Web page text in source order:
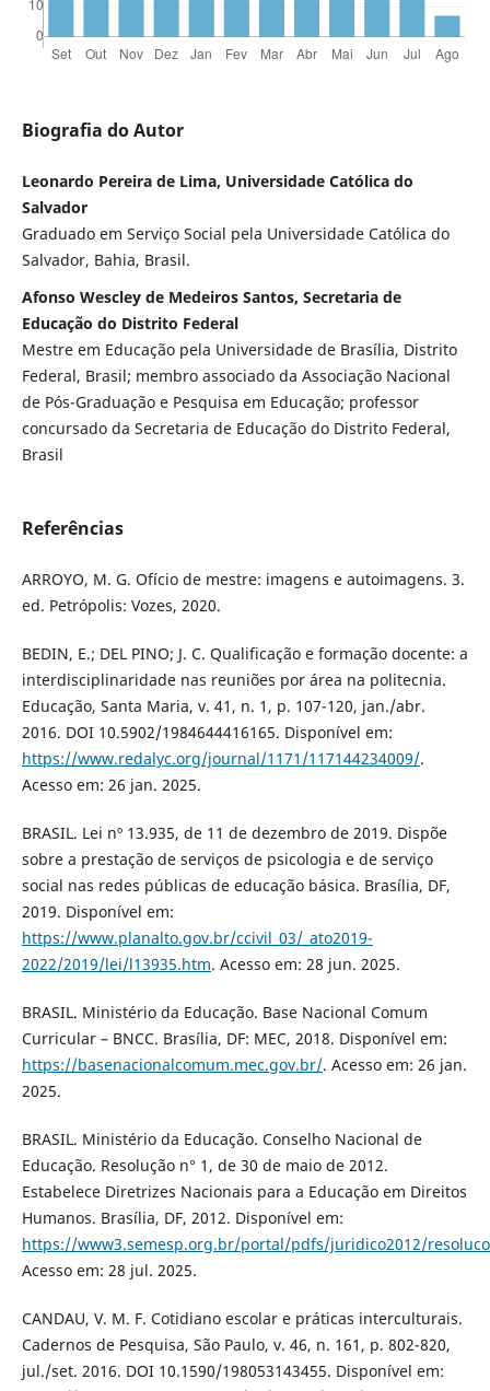
Biografia do Autor
Leonardo Pereira de Lima, Universidade Católica do
Salvador
Graduado em Serviço Social pela Universidade Católica do
Salvador, Bahia, Brasil.
Afonso Wescley de Medeiros Santos, Secretaria de
Educação do Distrito Federal
Mestre em Educação pela Universidade de Brasília, Distrito
Federal, Brasil; membro associado da Associação Nacional
de Pós-Graduação e Pesquisa em Educação; professor
concursado da Secretaria de Educação do Distrito Federal,
Brasil
Referências
ARROYO, M. G. Ofício de mestre: imagens e autoimagens. 3.
ed. Petrópolis: Vozes, 2020.
BEDIN, E.; DEL PINO; J. C. Qualificação e formação docente: a
interdisciplinaridade nas reuniões por área na politecnia.
Educação, Santa Maria, v. 41, n. 1, p. 107-120, jan./abr.
2016. DOI 10.5902/1984644416165. Disponível em:
https://www.redalyc.org/journal/1171/117144234009/.
Acesso em: 26 jan. 2025.
BRASIL. Lei nº 13.935, de 11 de dezembro de 2019. Dispõe
sobre a prestação de serviços de psicologia e de serviço
social nas redes públicas de educação básica. Brasília, DF,
2019. Disponível em:
https://www.planalto.gov.br/ccivil_03/_ato2019-
2022/2019/lei/l13935.htm. Acesso em: 28 jun. 2025.
BRASIL. Ministério da Educação. Base Nacional Comum
Curricular – BNCC. Brasília, DF: MEC, 2018. Disponível em:
https://basenacionalcomum.mec.gov.br/. Acesso em: 26 jan.
2025.
BRASIL. Ministério da Educação. Conselho Nacional de
Educação. Resolução n° 1, de 30 de maio de 2012.
Estabelece Diretrizes Nacionais para a Educação em Direitos
Humanos. Brasília, DF, 2012. Disponível em:
https://www3.semesp.org.br/portal/pdfs/juridico2012/
Acesso em: 28 jul. 2025.
CANDAU, V. M. F. Cotidiano escolar e práticas interculturais.
Cadernos de Pesquisa, São Paulo, v. 46, n. 161, p. 802-820,
jul./set. 2016. DOI 10.1590/198053143455. Disponível em: